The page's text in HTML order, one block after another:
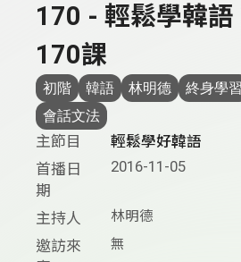
170 - 輕鬆學韓語
170課
初階 韓語 林明德 終身學習
會話文法
主節目
輕鬆學好韓語
首播日
期
2016-11-05
主持人 林明德
邀訪來
無